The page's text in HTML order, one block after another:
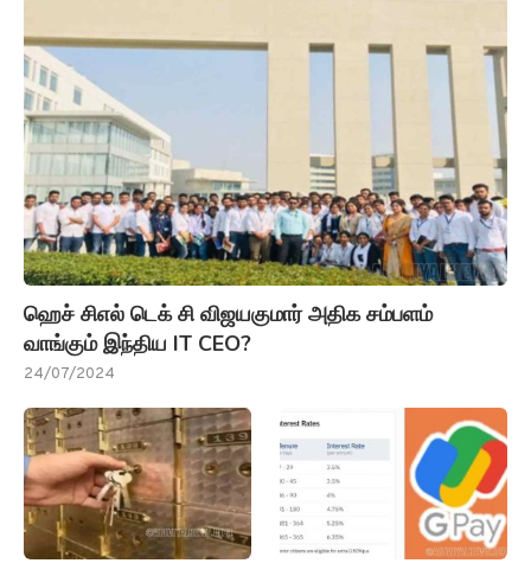
ஹெச் சிஎல் டெக் சி விஜயகுமார் அதிக சம்பளம்
வாங்கும் இந்திய IT CEO?
24/07/2024